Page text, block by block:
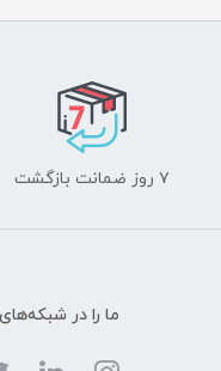
۷ روز ضمانت بازگشت
ما را در